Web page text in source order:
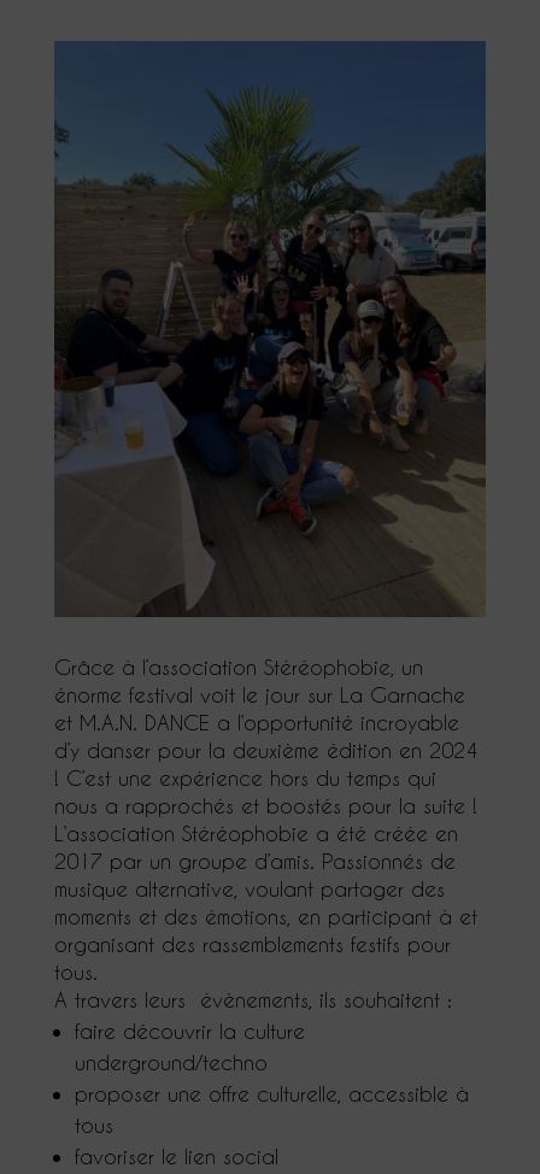
Grâce à l’association Stéréophobie, un
énorme festival voit le jour sur La Garnache
et M.A.N. DANCE a l’opportunité incroyable
d’y danser pour la deuxième édition en 2024
! C’est une expérience hors du temps qui
nous a rapprochés et boostés pour la suite !
L’association Stéréophobie a été créée en
2017 par un groupe d’amis. Passionnés de
musique alternative, voulant partager des
moments et des émotions, en participant à et
organisant des rassemblements festifs pour
tous.
A travers leurs évènements, ils souhaitent :
faire découvrir la culture
underground/techno
proposer une offre culturelle, accessible à
tous
favoriser le lien social